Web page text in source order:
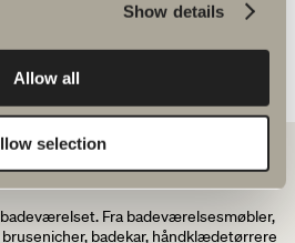
Show details
Allow all
selection
Fra badeværelsesmøbler,
badekar, håndklædetørrere